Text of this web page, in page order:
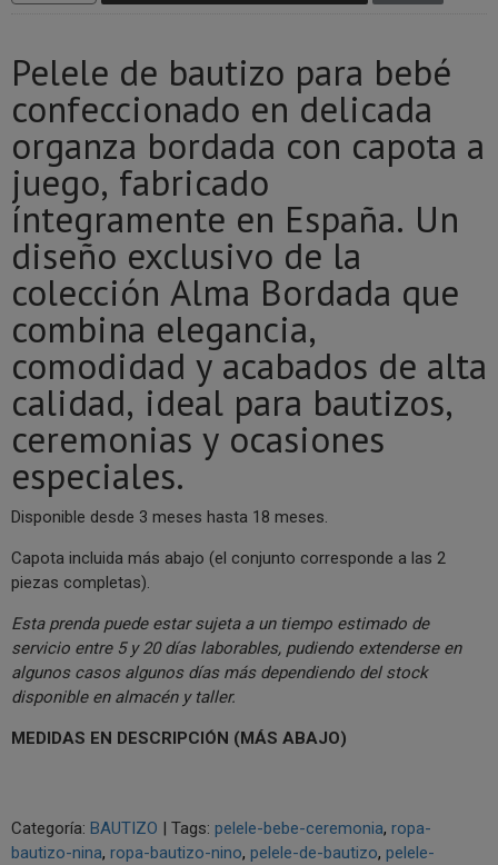
Pelele de bautizo para bebé
confeccionado en delicada
organza bordada con capota a
juego, fabricado
íntegramente en España. Un
diseño exclusivo de la
colección Alma Bordada que
combina elegancia,
comodidad y acabados de alta
calidad, ideal para bautizos,
ceremonias y ocasiones
especiales.
Disponible desde 3 meses hasta 18 meses.
Capota incluida más abajo (el conjunto corresponde a las 2
piezas completas).
Esta prenda puede estar sujeta a un tiempo estimado de
servicio entre 5 y 20 días laborables, pudiendo extenderse en
algunos casos algunos días más dependiendo del stock
disponible en almacén y taller.
MEDIDAS EN DESCRIPCIÓN (MÁS ABAJO)
Categoría: BAUTIZO | Tags: pelele-bebe-ceremonia ropa-
bautizo-nina ropa-bautizo-nino pelele-de-bautizo pelele-